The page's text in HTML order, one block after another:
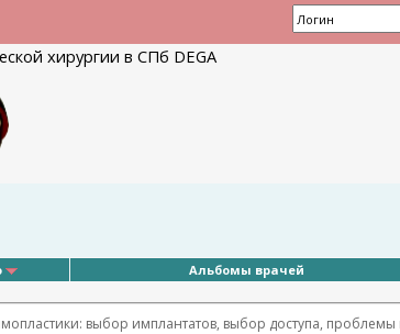
Альбомы врачей
выбор имплантатов, выбор доступа,